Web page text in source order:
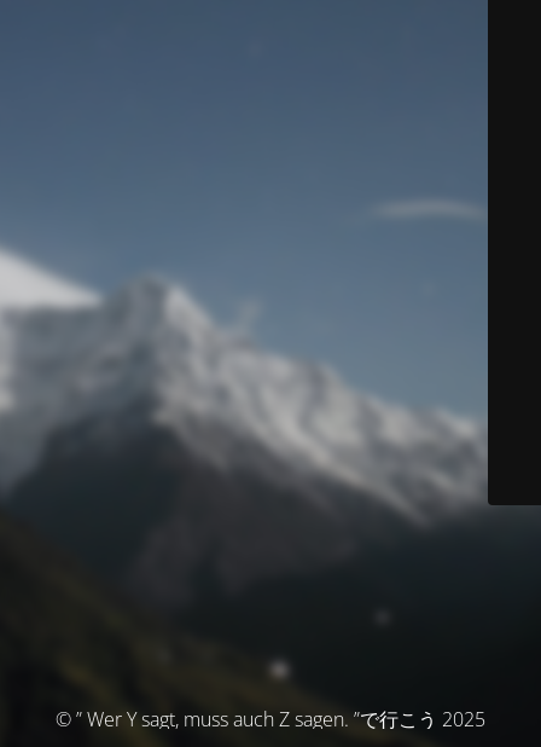
© ” Wer Y sagt, muss auch Z sagen. ”で行こう 2025